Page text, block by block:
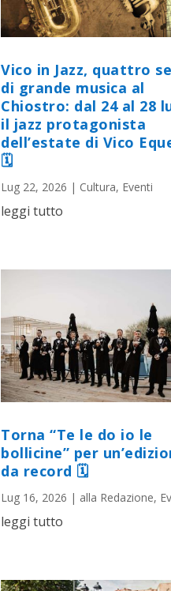
Vico in Jazz, quattro
di grande musica al
Chiostro: dal 24 al 28
il jazz protagonista
dell’estate di Vico
🗓
Lug 22, 2026 | Cultura, Eventi
leggi tutto
Torna “Te le do io le
bollicine” per
da record 🗓
Lug 16, 2026 | alla Redazione,
leggi tutto